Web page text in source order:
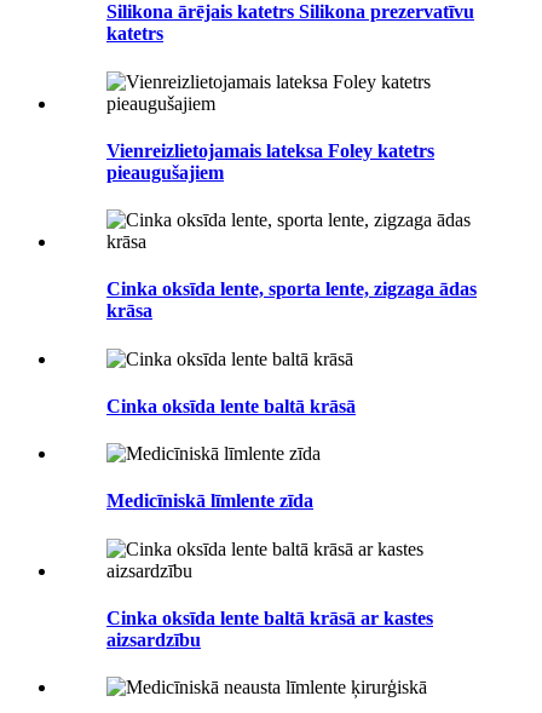
Silikona ārējais katetrs Silikona prezervatīvu
katetrs
Vienreizlietojamais lateksa Foley katetrs
pieaugušajiem
Cinka oksīda lente, sporta lente, zigzaga ādas
krāsa
Cinka oksīda lente baltā krāsā
Medicīniskā līmlente zīda
Cinka oksīda lente baltā krāsā ar kastes
aizsardzību